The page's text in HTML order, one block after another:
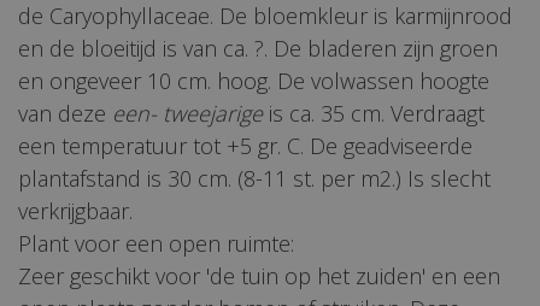
de Caryophyllaceae. De bloemkleur is karmijnrood
en de bloeitijd is van ca. ?. De bladeren zijn groen
en ongeveer 10 cm. hoog. De volwassen hoogte
van deze een- tweejarigeis ca. 35 cm. Verdraagt
een temperatuur tot +5 gr. C. De geadviseerde
plantafstand is 30 cm. (8-11 st. per m2.) Is slecht
verkrijgbaar.
Plant voor een open ruimte:
Zeer geschikt voor 'de tuin op het zuiden' en een